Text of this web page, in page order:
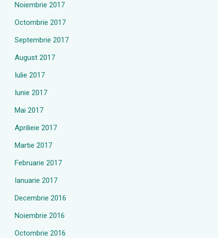
Noiembrie 2017
Octombrie 2017
Septembrie 2017
August 2017
Iulie 2017
Iunie 2017
Mai 2017
Aprilieie 2017
Martie 2017
Februarie 2017
Ianuarie 2017
Decembrie 2016
Noiembrie 2016
Octombrie 2016